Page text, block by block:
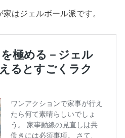
はジェルボール派です。